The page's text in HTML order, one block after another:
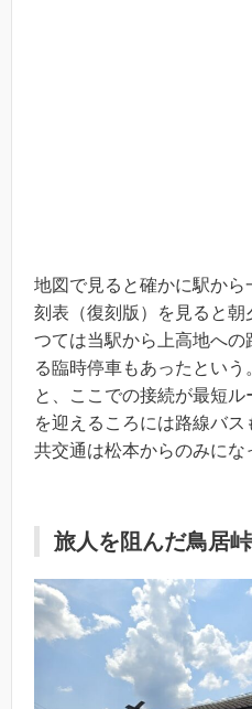
地図で見ると確かに駅か
刻表（復刻版）を見ると
つては当駅から上高地への
る臨時停車もあったとい
と、ここでの接続が最短
を迎えるころには路線バ
共交通は松本からのみにな
旅人を阻んだ鳥居峠